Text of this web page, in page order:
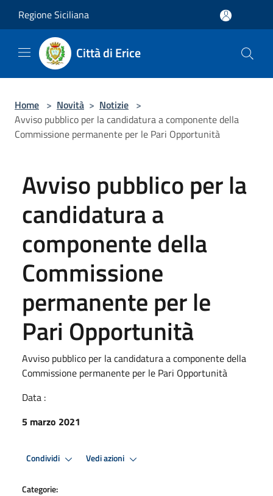
Regione Siciliana
Città di Erice
Home > Novità > Notizie >
Avviso pubblico per la candidatura a componente della
Commissione permanente per le Pari Opportunità
Avviso pubblico per la
candidatura a
componente della
Commissione
permanente per le
Pari Opportunità
Avviso pubblico per la candidatura a componente della
Commissione permanente per le Pari Opportunità
Data :
5 marzo 2021
Condividi Vedi azioni
Categorie: